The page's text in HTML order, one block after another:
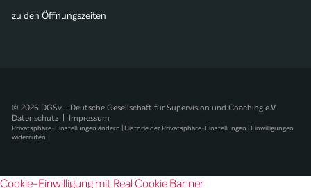
zu den Öffnungszeiten
© 2026 DGSv - Deutsche Gesellschaft für Supervision und Coaching e.V.
Datenschutz
Impressum
Privatsphäre-Einstellungen ändern | Historie der Privatsphäre-Einstellungen | Einwilligungen
widerrufen
Cookie-Einwilligung mit Real Cookie Banner